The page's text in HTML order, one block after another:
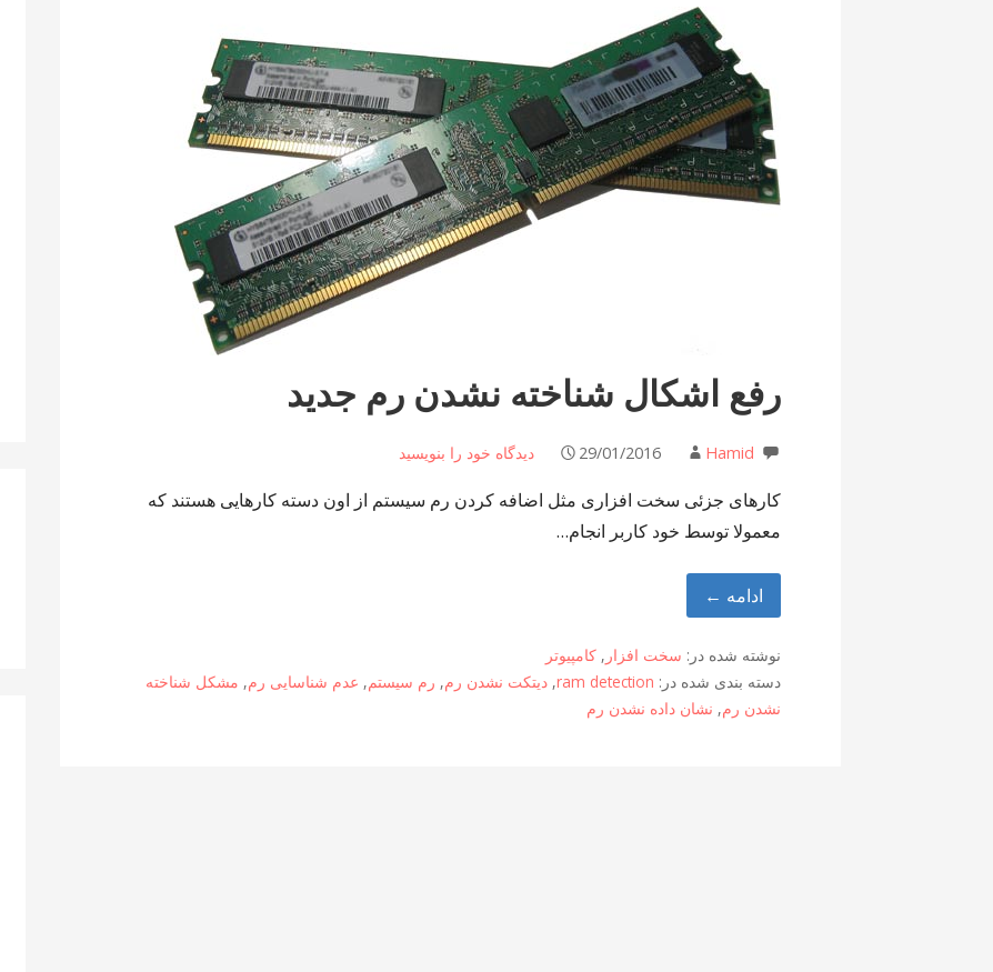
رفع اشکال شناخته نشدن رم جدید
29/01/2016 Hamid دیدگاه خود را بنویسید
کارهای جزئی سخت افزاری مثل اضافه کردن رم سیستم از اون دسته کارهایی هستند که
معمولا توسط خود کاربر انجام…
ادامه ←
نوشته شده در: سخت افزار ,کامپیوتر
دسته بندی شده در: ram detection
,دیتکت نشدن رم, رم سیستم, عدم شناسایی رم, مشکل شناخته
نشدن رم, نشان داده نشدن رم